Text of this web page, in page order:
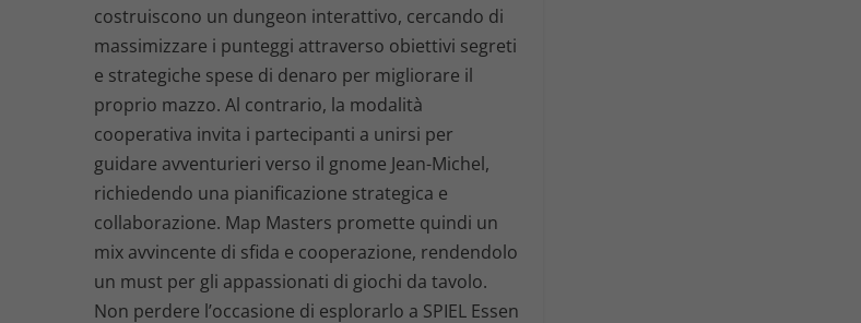
costruiscono un dungeon interattivo, cercando di
massimizzare i punteggi attraverso obiettivi segreti
e strategiche spese di denaro per migliorare il
proprio mazzo. Al contrario, la modalità
cooperativa invita i partecipanti a unirsi per
guidare avventurieri verso il gnome Jean-Michel,
richiedendo una pianificazione strategica e
collaborazione. Map Masters promette quindi un
mix avvincente di sfida e cooperazione, rendendolo
un must per gli appassionati di giochi da tavolo.
Non perdere l’occasione di esplorarlo a SPIEL Essen